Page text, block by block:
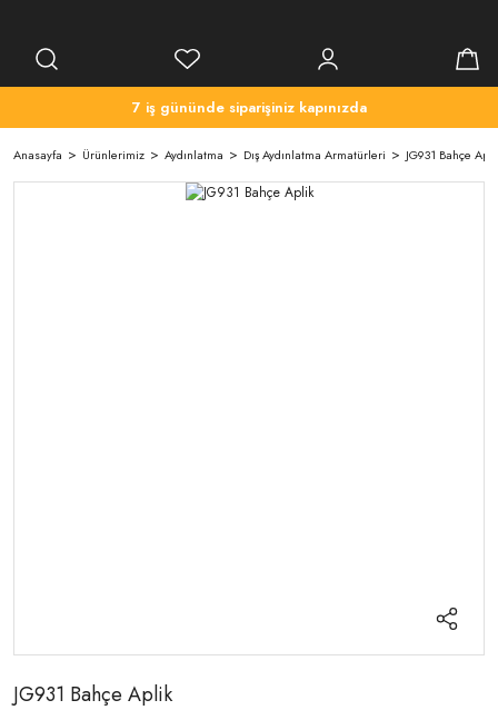
7 iş gününde siparişiniz kapınızda
Anasayfa Ürünlerimiz Aydınlatma Dış Aydınlatma Armatürleri JG931 Bahçe
JG931 Bahçe Aplik